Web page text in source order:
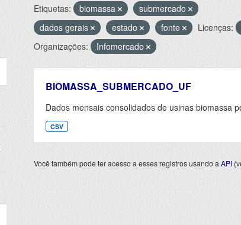
Etiquetas: biomassa
submercado
dados gerais
estado fonte Licenças:
Organizações:
Infomercado
BIOMASSA_SUBMERCADO_UF
Dados mensais consolidados de usinas biomassa
CSV
Você também pode ter acesso a esses registros usando a API